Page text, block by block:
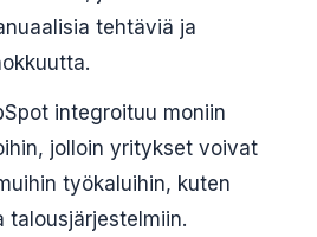
tehtäviä ja
integroituu moniin
jolloin yritykset voivat
työkaluihin, kuten
talousjärjestelmiin.